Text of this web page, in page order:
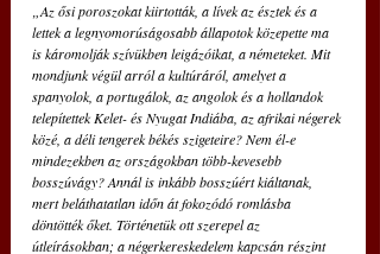
„Az ősi poroszokat kiirtották, a lívek az észtek és a
lettek a legnyomorúságosabb állapotok közepette ma
is káromolják szívükben leigázóikat, a németeket. Mit
mondjunk végül arról a kultúráról, amelyet a
spanyolok, a portugálok, az angolok és a hollandok
telepítettek Kelet- és Nyugat Indiába, az afrikai négerek
közé, a déli tengerek békés szigeteire? Nem él-e
mindezekben az országokban több-kevesebb
bosszúvágy? Annál is inkább bosszúért kiáltanak,
mert beláthatatlan időn át fokozódó romlásba
döntötték őket. Történetük ott szerepel az
útleírásokban; a négerkereskedelem kapcsán részint